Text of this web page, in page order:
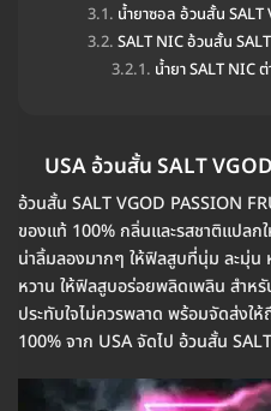
น้ำยาซอล อ้วนสั้น SALT
SALT NIC อ้วนสั้น
น้ำยา SALT NIC
USA อ้วนสั้น SALT
อ้วนสั้น SALT VGOD PASSION
ของแท้ 100% กลิ่นและรสชาติแปลก
น่าลิ้มลองมากๆ ให้ฟิลสูบที่นุ่ม ละมุ่น
หวาน ให้ฟิลสูบอร่อยพลิดเพลิน สำห
ประทับใจไม่ควรพลาด พร้อมจัดส่งใ
100% จาก USA จัดไป อ้วนสั้น